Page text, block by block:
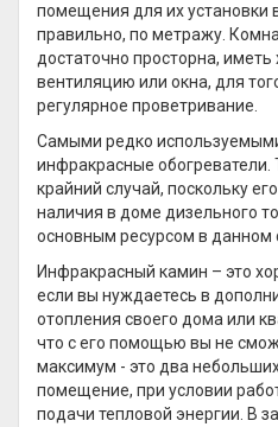
помещения для их установки
правильно, по метражу.
достаточно просторна,
вентиляцию или окна, для
регулярное проветривание.
Самыми редко
инфракрасные обогреватели.
крайний случай, поскольку
наличия в доме дизельного
основным ресурсом в данном
Инфракрасный камин – это
если вы нуждаетесь в
отопления своего дома или
что с его помощью вы не
максимум - это два
помещение, при условии
подачи тепловой энергии. В